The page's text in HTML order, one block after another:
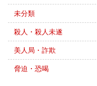
未分類
殺人・殺人未遂
美人局・詐欺
脅迫・恐喝